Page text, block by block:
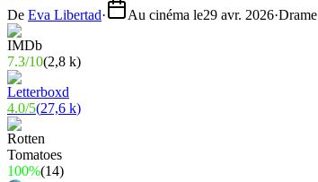
De Eva Libertad· Au cinéma le29 avr. 2026·Drame
7.3/10(2,8 k)
4.0/5(27,6 k)
100%(14)